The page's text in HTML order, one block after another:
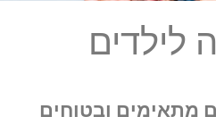
לילדים
מתאימים ובטוחים